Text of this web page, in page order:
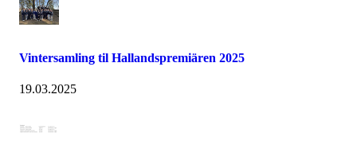
Vintersamling til Hallandspremiären 2025
19.03.2025